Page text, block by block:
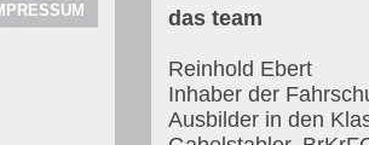
das team
Reinhold Ebert
Inhaber der
Ausbilder in den